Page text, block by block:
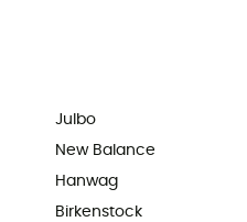
Julbo
New Balance
Hanwag
Birkenstock